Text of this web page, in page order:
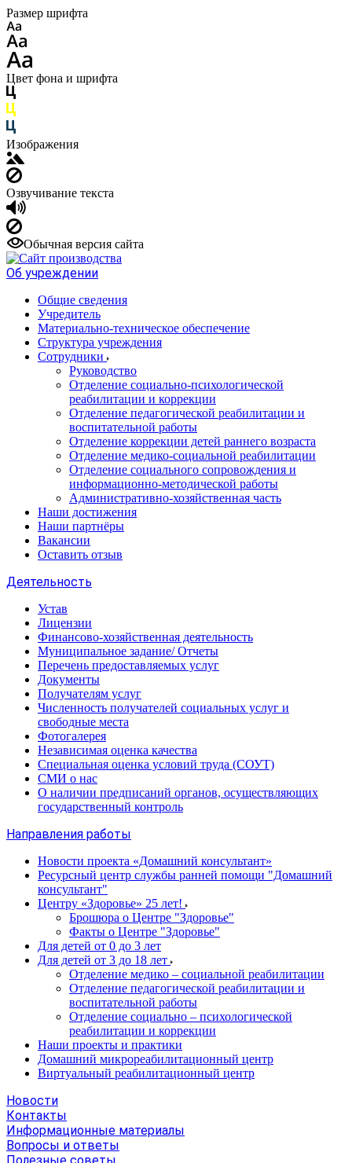
Размер шрифта
Цвет фона и шрифта
Изображения
Озвучивание текста
Обычная версия сайта
Об учреждении
Общие сведения
Учредитель
Материально-техническое обеспечение
Структура учреждения
Сотрудники
Руководство
Отделение социально-психологической
реабилитации и коррекции
Отделение педагогической реабилитации и
воспитательной работы
Отделение коррекции детей раннего возраста
Отделение медико-социальной реабилитации
Отделение социального сопровождения и
информационно-методической работы
Административно-хозяйственная часть
Наши достижения
Наши партнёры
Вакансии
Оставить отзыв
Деятельность
Устав
Лицензии
Финансово-хозяйственная деятельность
Муниципальное задание/ Отчеты
Перечень предоставляемых услуг
Документы
Получателям услуг
Численность получателей социальных услуг и
свободные места
Фотогалерея
Независимая оценка качества
Специальная оценка условий труда (СОУТ)
СМИ о нас
О наличии предписаний органов, осуществляющих
государственный контроль
Направления работы
Новости проекта «Домашний консультант»
Ресурсный центр службы ранней помощи "Домашний
консультант"
Центру «Здоровье» 25 лет!
Брошюра о Центре "Здоровье"
Факты о Центре "Здоровье"
Для детей от 0 до 3 лет
Для детей от 3 до 18 лет
Отделение медико – социальной реабилитации
Отделение педагогической реабилитации и
воспитательной работы
Отделение социально – психологической
реабилитации и коррекции
Наши проекты и практики
Домашний микрореабилитационный центр
Виртуальный реабилитационный центр
Новости
Контакты
Информационные материалы
Вопросы и ответы